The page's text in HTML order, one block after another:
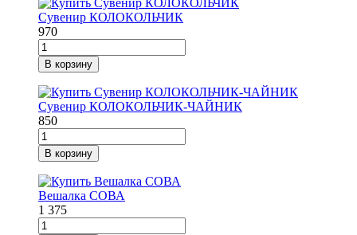
Сувенир КОЛОКОЛЬЧИК
970
В корзину
Сувенир КОЛОКОЛЬЧИК-ЧАЙНИК
850
В корзину
Вешалка СОВА
1 375